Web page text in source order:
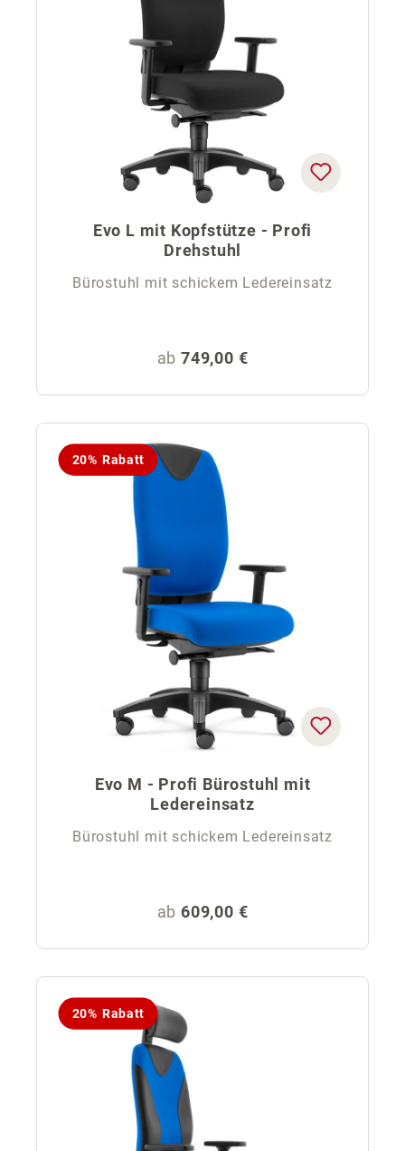
Evo L mit Kopfstütze - Profi
Drehstuhl
Bürostuhl mit schickem Ledereinsatz
Regulärer Preis:
ab 749,00 €
20% Rabatt
Evo M - Profi Bürostuhl mit
Ledereinsatz
Bürostuhl mit schickem Ledereinsatz
Regulärer Preis:
ab 609,00 €
20% Rabatt